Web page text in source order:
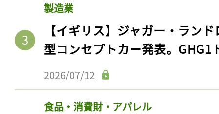
製造業
【イギリス】ジャガー・ラン
型コンセプトカー発表。GHG1
2026/07/12
食品・消費財・アパレル